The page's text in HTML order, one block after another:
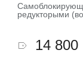
редукторыми
14 800